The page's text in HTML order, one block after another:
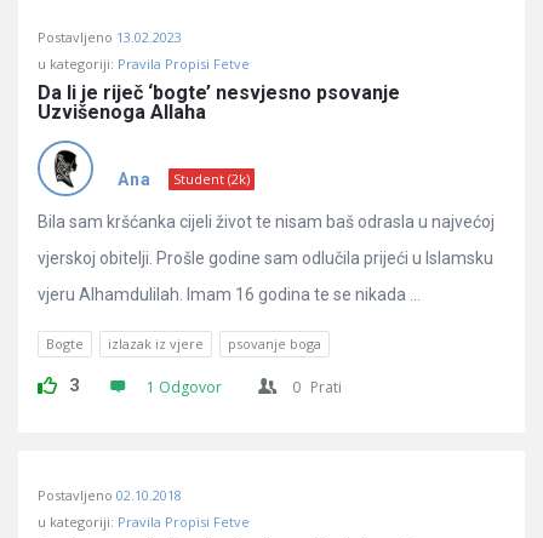
Postavljeno 13.02.2023
u kategoriji: Pravila Propisi Fetve
Da li je riječ ‘bogte’ nesvjesno psovanje
Uzvišenoga Allaha
Ana Student (2k)
Bila sam kršćanka cijeli život te nisam baš odrasla u najvećoj
vjerskoj obitelji. Prošle godine sam odlučila prijeći u Islamsku
vjeru Alhamdulilah. Imam 16 godina te se nikada ...
Bogte izlazak iz vjere psovanje boga
3 1 Odgovor 0 Prati
Postavljeno 02.10.2018
u kategoriji: Pravila Propisi Fetve